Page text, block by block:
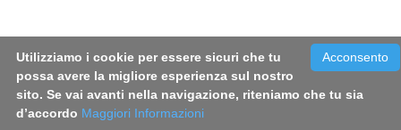
Acconsento
Utilizziamo i cookie per essere sicuri che tu
possa avere la migliore esperienza sul nostro
sito. Se vai avanti nella navigazione, riteniamo che tu sia
d’accordo Maggiori Informazioni